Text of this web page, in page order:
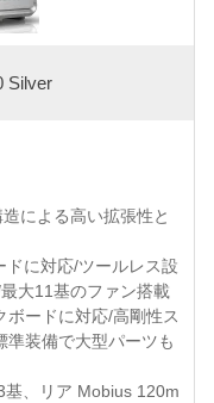
Silver
による高い拡張性と
ドに対応/ツールレス設
大11基のファン搭載
ードに対応/高剛性ス
準装備で大型パーツも
、リア Mobius 120m